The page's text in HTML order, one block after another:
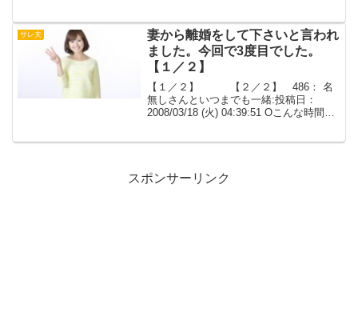
ーぷん：投稿日：2014/1...
サレ夫
妻から離婚をして下さいと言われ
ました。今回で3度目でした。
【１／２】
【１／２】 【２／２】 486： 名
無しさんといつまでも一緒:投稿日：
2008/03/18 (火) 04:39:51 Oこんな時間に
スポンサーリンク